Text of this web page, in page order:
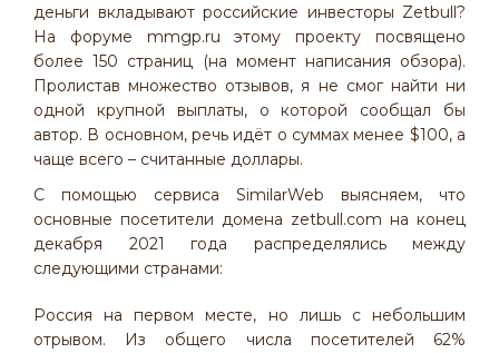
деньги вкладывают российские инвесторы Zetbull?
На форуме mmgp.ru этому проекту посвящено
более 150 страниц (на момент написания обзора).
Пролистав множество отзывов, я не смог найти ни
одной крупной выплаты, о которой сообщал бы
автор. В основном, речь идёт о суммах менее $100, а
чаще всего – считанные доллары.
С помощью сервиса SimilarWeb выясняем, что
основные посетители домена zetbull.com на конец
декабря 2021 года распределялись между
следующими странами:
Россия на первом месте, но лишь с небольшим
отрывом. Из общего числа посетителей 62%